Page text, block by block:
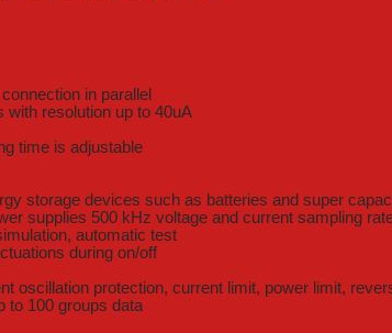
in parallel
with resolution up to 40uA
time is adjustable
storage devices such as batteries and super
supplies 500 kHz voltage and current sampling
automatic test
during on/off
oscillation protection, current limit, power limit,
to 100 groups data